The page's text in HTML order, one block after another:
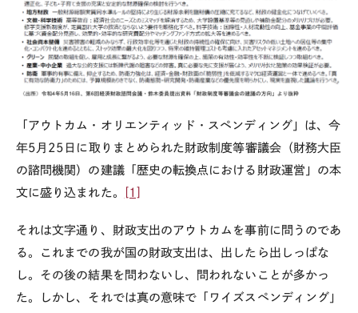
「アウトカム・オリエンティッド・スペンディング」は、今
年5 月 25 日に取りまとめられた財政制度等審議会（財務大臣
の諮問機関）の建議「歴史の転換点における財政運営」の本
文に盛り込まれた。
[1]
それは文字通り、財政支出のアウトカムを事前に問うのであ
る。これまでの我が国の財政支出は、出したら出しっぱな
し。その後の結果を問わないし、問われないことが多かっ
た。しかし、それでは真の意味で「ワイズスペンディング」